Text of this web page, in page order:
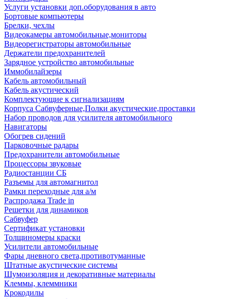
Услуги установки доп.оборудования в авто
Бортовые компьютеры
Брелки, чехлы
Видеокамеры автомобильные,мониторы
Видеорегистраторы автомобильные
Держатели предохранителей
Зарядное устройство автомобильные
Иммобилайзеры
Кабель автомобильный
Кабель акустический
Комплектующие к сигнализациям
Корпуса Сабвуферные,Полки акустические,проставки
Набор проводов для усилителя автомобильного
Навигаторы
Обогрев сидений
Парковочные радары
Предохранители автомобильные
Процессоры звуковые
Радиостанции СБ
Разъемы для автомагнитол
Рамки переходные для а/м
Распродажа Trade in
Решетки для динамиков
Сабвуфер
Сертификат установки
Толщиномеры краски
Усилители автомобильные
Фары дневного света,противотуманные
Штатные акустические системы
Шумоизоляция и декоративные материалы
Клеммы, клеммники
Крокодилы